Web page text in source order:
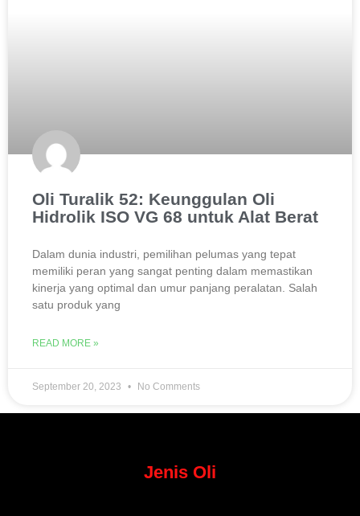
Oli Turalik 52: Keunggulan Oli
Hidrolik ISO VG 68 untuk Alat Berat
Dalam dunia industri, pemilihan pelumas yang tepat
memiliki peran yang sangat penting dalam memastikan
kinerja yang optimal dan umur panjang peralatan. Salah
satu produk yang
READ MORE »
September 20, 2023 No Comments
Jenis Oli